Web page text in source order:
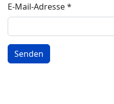
E-Mail-Adresse*
Senden